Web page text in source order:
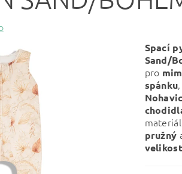
Spací
Sand/
pro
spánku
pružný